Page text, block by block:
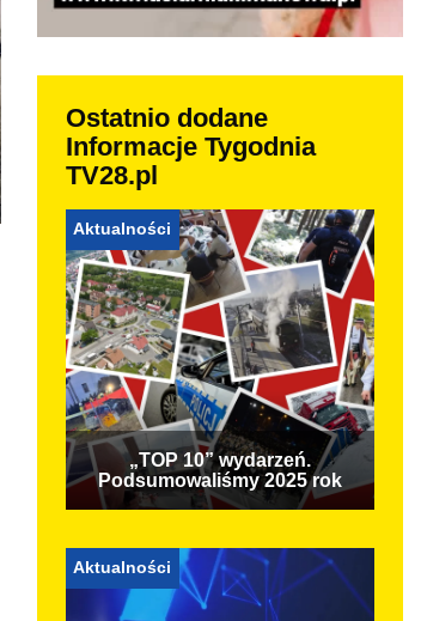
Ostatnio dodane
Informacje Tygodnia
TV28.pl
Aktualności
„TOP 10” wydarzeń.
Podsumowaliśmy 2025 rok
Aktualności